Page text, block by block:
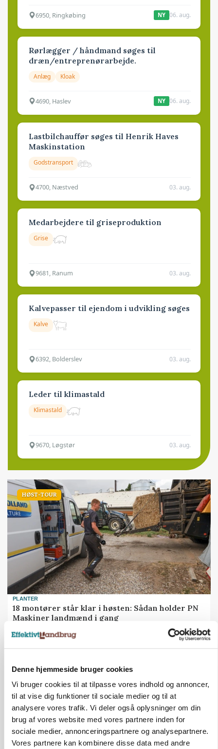
Denne hjemmeside bruger cookies
Vi bruger cookies til at tilpasse vores indhold og annoncer,
til at vise dig funktioner til sociale medier og til at
analysere vores trafik. Vi deler også oplysninger om din
brug af vores website med vores partnere inden for
sociale medier, annonceringspartnere og analysepartnere.
Vores partnere kan kombinere disse data med andre
6950, Ringkøbing NY 06. aug.
Rørlægger / håndmand søges til
dræn/entreprenørarbejde.
Anlæg Kloak
4690, Haslev NY 06. aug.
Lastbilchauffør søges til Henrik Haves
Maskinstation
Godstransport
4700, Næstved 03. aug.
Medarbejdere til griseproduktion
Grise
9681, Ranum 03. aug.
Kalvepasser til ejendom i udvikling søges
Kalve
6392, Bolderslev 03. aug.
Leder til klimastald
Klimastald
9670, Løgstør 03. aug.
HØST-TOUR
PLANTER
18 montører står klar i høsten: Sådan holder PN
Maskiner landmænd i gang